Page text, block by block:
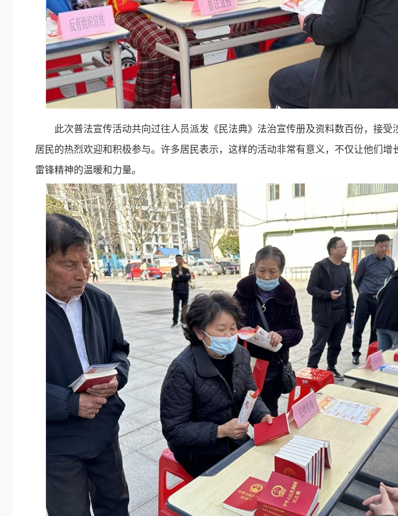
此次普法宣传活动共向过往人员派发《民法典》法治宣传册及资料数百份，接受
居民的热烈欢迎和积极参与。许多居民表示，这样的活动非常有意义，不仅让他们增
雷锋精神的温暖和力量。